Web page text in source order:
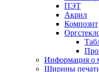
ПЭТ
Акрил
Композит
Информация о
Ширины